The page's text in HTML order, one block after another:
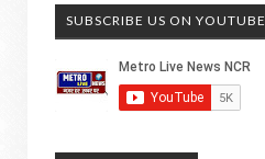
SUBSCRIBE US ON YOUTUBE